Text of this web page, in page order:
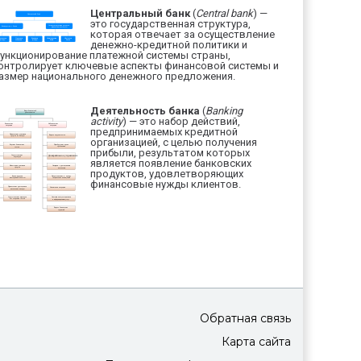
Центральный банк(Central bank) —
это государственная структура,
которая отвечает за осуществление
денежно-кредитной политики и
платежной системы страны,
ключевые аспекты финансовой системы и
национального денежного предложения.
Деятельность банка (Banking
activity) — это набор действий,
предпринимаемых кредитной
организацией, с целью получения
прибыли, результатом которых
является появление банковских
продуктов, удовлетворяющих
финансовые нужды клиентов.
Обратная связь
Карта сайта